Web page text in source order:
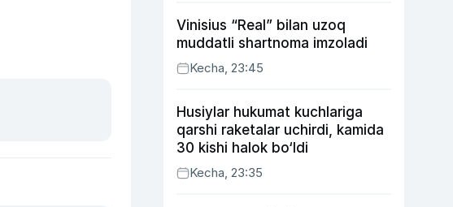
Vinisius “Real” bilan uzoq
muddatli shartnoma imzoladi
Kecha, 23:45
Husiylar hukumat kuchlariga
qarshi raketalar uchirdi, kamida
30 kishi halok bo‘ldi
Kecha, 23:35